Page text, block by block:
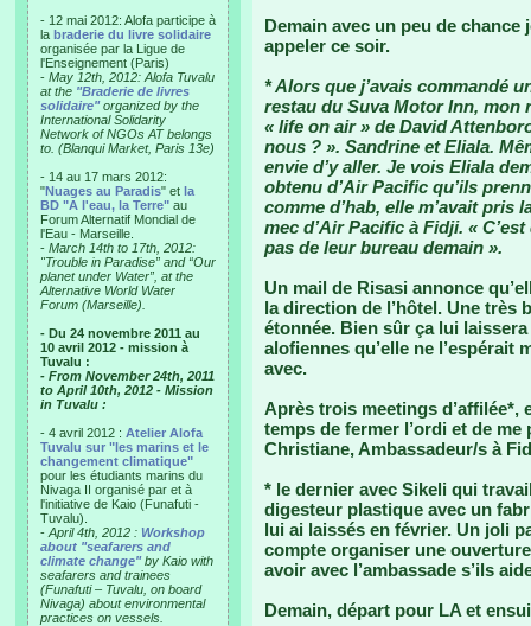
- 12 mai 2012: Alofa participe à
la braderie du livre solidaire
organisée par la Ligue de
l'Enseignement (Paris)
- May 12th, 2012: Alofa Tuvalu
at the "Braderie de livres
solidaire"organized by the
International Solidarity
Network of NGOs AT belongs
to. (Blanqui Market, Paris 13e)
- 14 au 17 mars 2012:
"Nuages au Paradis" et la
BD "A l'eau, la Terre" au
Forum Alternatif Mondial de
l'Eau - Marseille.
- March 14th to 17th, 2012:
"Trouble in Paradise” and “Our
planet under Water”, at the
Alternative World Water
Forum (Marseille).
- Du 24 novembre 2011 au
10 avril 2012 - mission à
Tuvalu :
- From November 24th, 2011
to April 10th, 2012 - Mission
in Tuvalu :
- 4 avril 2012 : Atelier Alofa
Tuvalu sur "les marins et le
changement climatique"
pour les étudiants marins du
Nivaga II organisé par et à
l'initiative de Kaio (Funafuti -
Tuvalu).
- April 4th, 2012 : Workshop
about "seafarers and
climate change"by Kaio with
seafarers and trainees
(Funafuti – Tuvalu, on board
Nivaga) about environmental
practices on vessels.
Demain avec un peu de
appeler ce soir.
* Alors que j’avais commandé
restau du Suva Motor Inn, mon
« life on air » de David
nous ? ». Sandrine et Eliala.
envie d’y aller. Je vois Eliala
obtenu d’Air Pacific qu’ils
comme d’hab, elle m’avait pris
mec d’Air Pacific à Fidji. «
pas de leur bureau demain ».
Un mail de Risasi annonce
la direction de l’hôtel. Une très
étonnée. Bien sûr ça lui
alofiennes qu’elle ne l’espérait
avec.
Après trois meetings d’affilée*,
temps de fermer l’ordi et de
Christiane, Ambassadeur/s à
* le dernier avec Sikeli qui
digesteur plastique avec un
lui ai laissés en février. Un joli
compte organiser une
avoir avec l’ambassade s’ils
Demain, départ pour LA et